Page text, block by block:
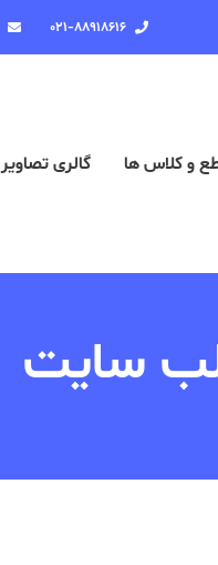
۰۲۱-۸۸۹۱۸۶۱۶
و کلاس ها گالری تصاویر
سایت